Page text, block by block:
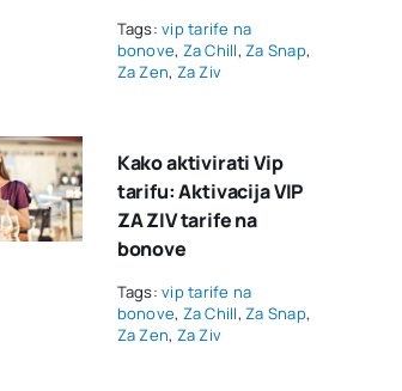
Tags:vip tarife na
bonove, Za Chill,Za Snap,
Za Zen, Za Ziv
Kako aktivirati Vip
tarifu: Aktivacija VIP
ZA ZIV tarife na
bonove
Tags:vip tarife na
bonove, Za Chill,Za Snap,
Za Zen, Za Ziv